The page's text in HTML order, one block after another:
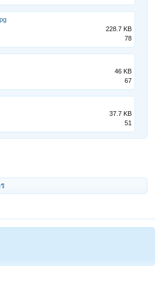
228.7 KB
78
46 KB
67
37.7 KB
51